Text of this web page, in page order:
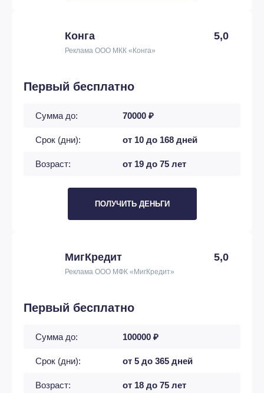
Конга 5,0
Реклама ООО МКК «Конга»
Первый бесплатно
Сумма до: 70000 ₽
Срок (дни): от 10 до 168 дней
Возраст: от 19 до 75 лет
ПОЛУЧИТЬ ДЕНЬГИ
МигКредит 5,0
Реклама ООО МФК «МигКредит»
Первый бесплатно
Сумма до: 100000 ₽
Срок (дни): от 5 до 365 дней
Возраст: от 18 до 75 лет